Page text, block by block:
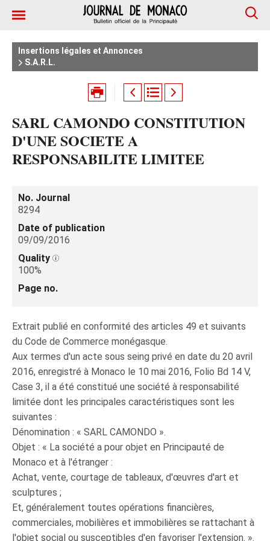
Insertions légales et Annonces
S.A.R.L.
SARL CAMONDO CONSTITUTION
D'UNE SOCIETE A
RESPONSABILITE LIMITEE
No. Journal
8294
Date of publication
09/09/2016
Quality
100%
Page no.
Extrait publié en conformité des articles 49 et suivants
du Code de Commerce monégasque.
Aux termes d'un acte sous seing privé en date du 20 avril
2016, enregistré à Monaco le 10 mai 2016, Folio Bd 14 V,
Case 3, il a été constitué une société à responsabilité
limitée dont les principales caractéristiques sont les
suivantes :
Dénomination : « SARL CAMONDO ».
Objet : « La société a pour objet en Principauté de
Monaco et à l'étranger :
Achat, vente, courtage de tableaux, d'œuvres d'art et
sculptures ;
Et, généralement toutes opérations financières,
commerciales, mobilières et immobilières se rattachant à
l'objet social ou susceptibles d'en favoriser l'extension. ».